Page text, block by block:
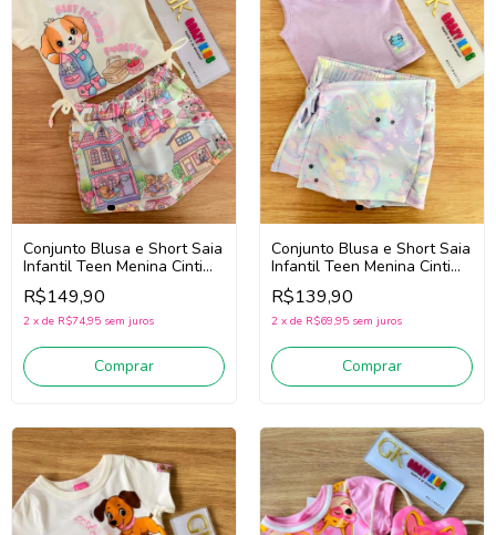
Conjunto Blusa e Short Saia
Infantil Teen Menina Cinti
22110 (Off White/Rosa)
R$149,90
2 x de R$74,95 sem juros
Comprar
Conjunto Blusa e Short Saia
Infantil Teen Menina Cinti
22104 (Lilás)
R$139,90
2 x de R$69,95 sem juros
Comprar